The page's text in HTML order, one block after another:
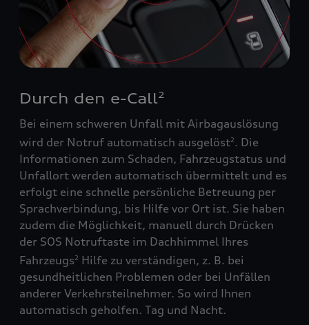
Durch den e-Call2
Bei einem schweren Unfall mit Airbagauslösung
wird der Notruf automatisch ausgelöst2 . Die
Informationen zum Schaden, Fahrzeugstatus und
Unfallort werden automatisch übermittelt und es
erfolgt eine schnelle persönliche Betreuung per
Sprachverbindung, bis Hilfe vor Ort ist. Sie haben
zudem die Möglichkeit, manuell durch Drücken
der SOS Notruftaste im Dachhimmel Ihres
Fahrzeugs2 Hilfe zu verständigen, z. B. bei
gesundheitlichen Problemen oder bei Unfällen
anderer Verkehrsteilnehmer. So wird Ihnen
automatisch geholfen. Tag und Nacht.